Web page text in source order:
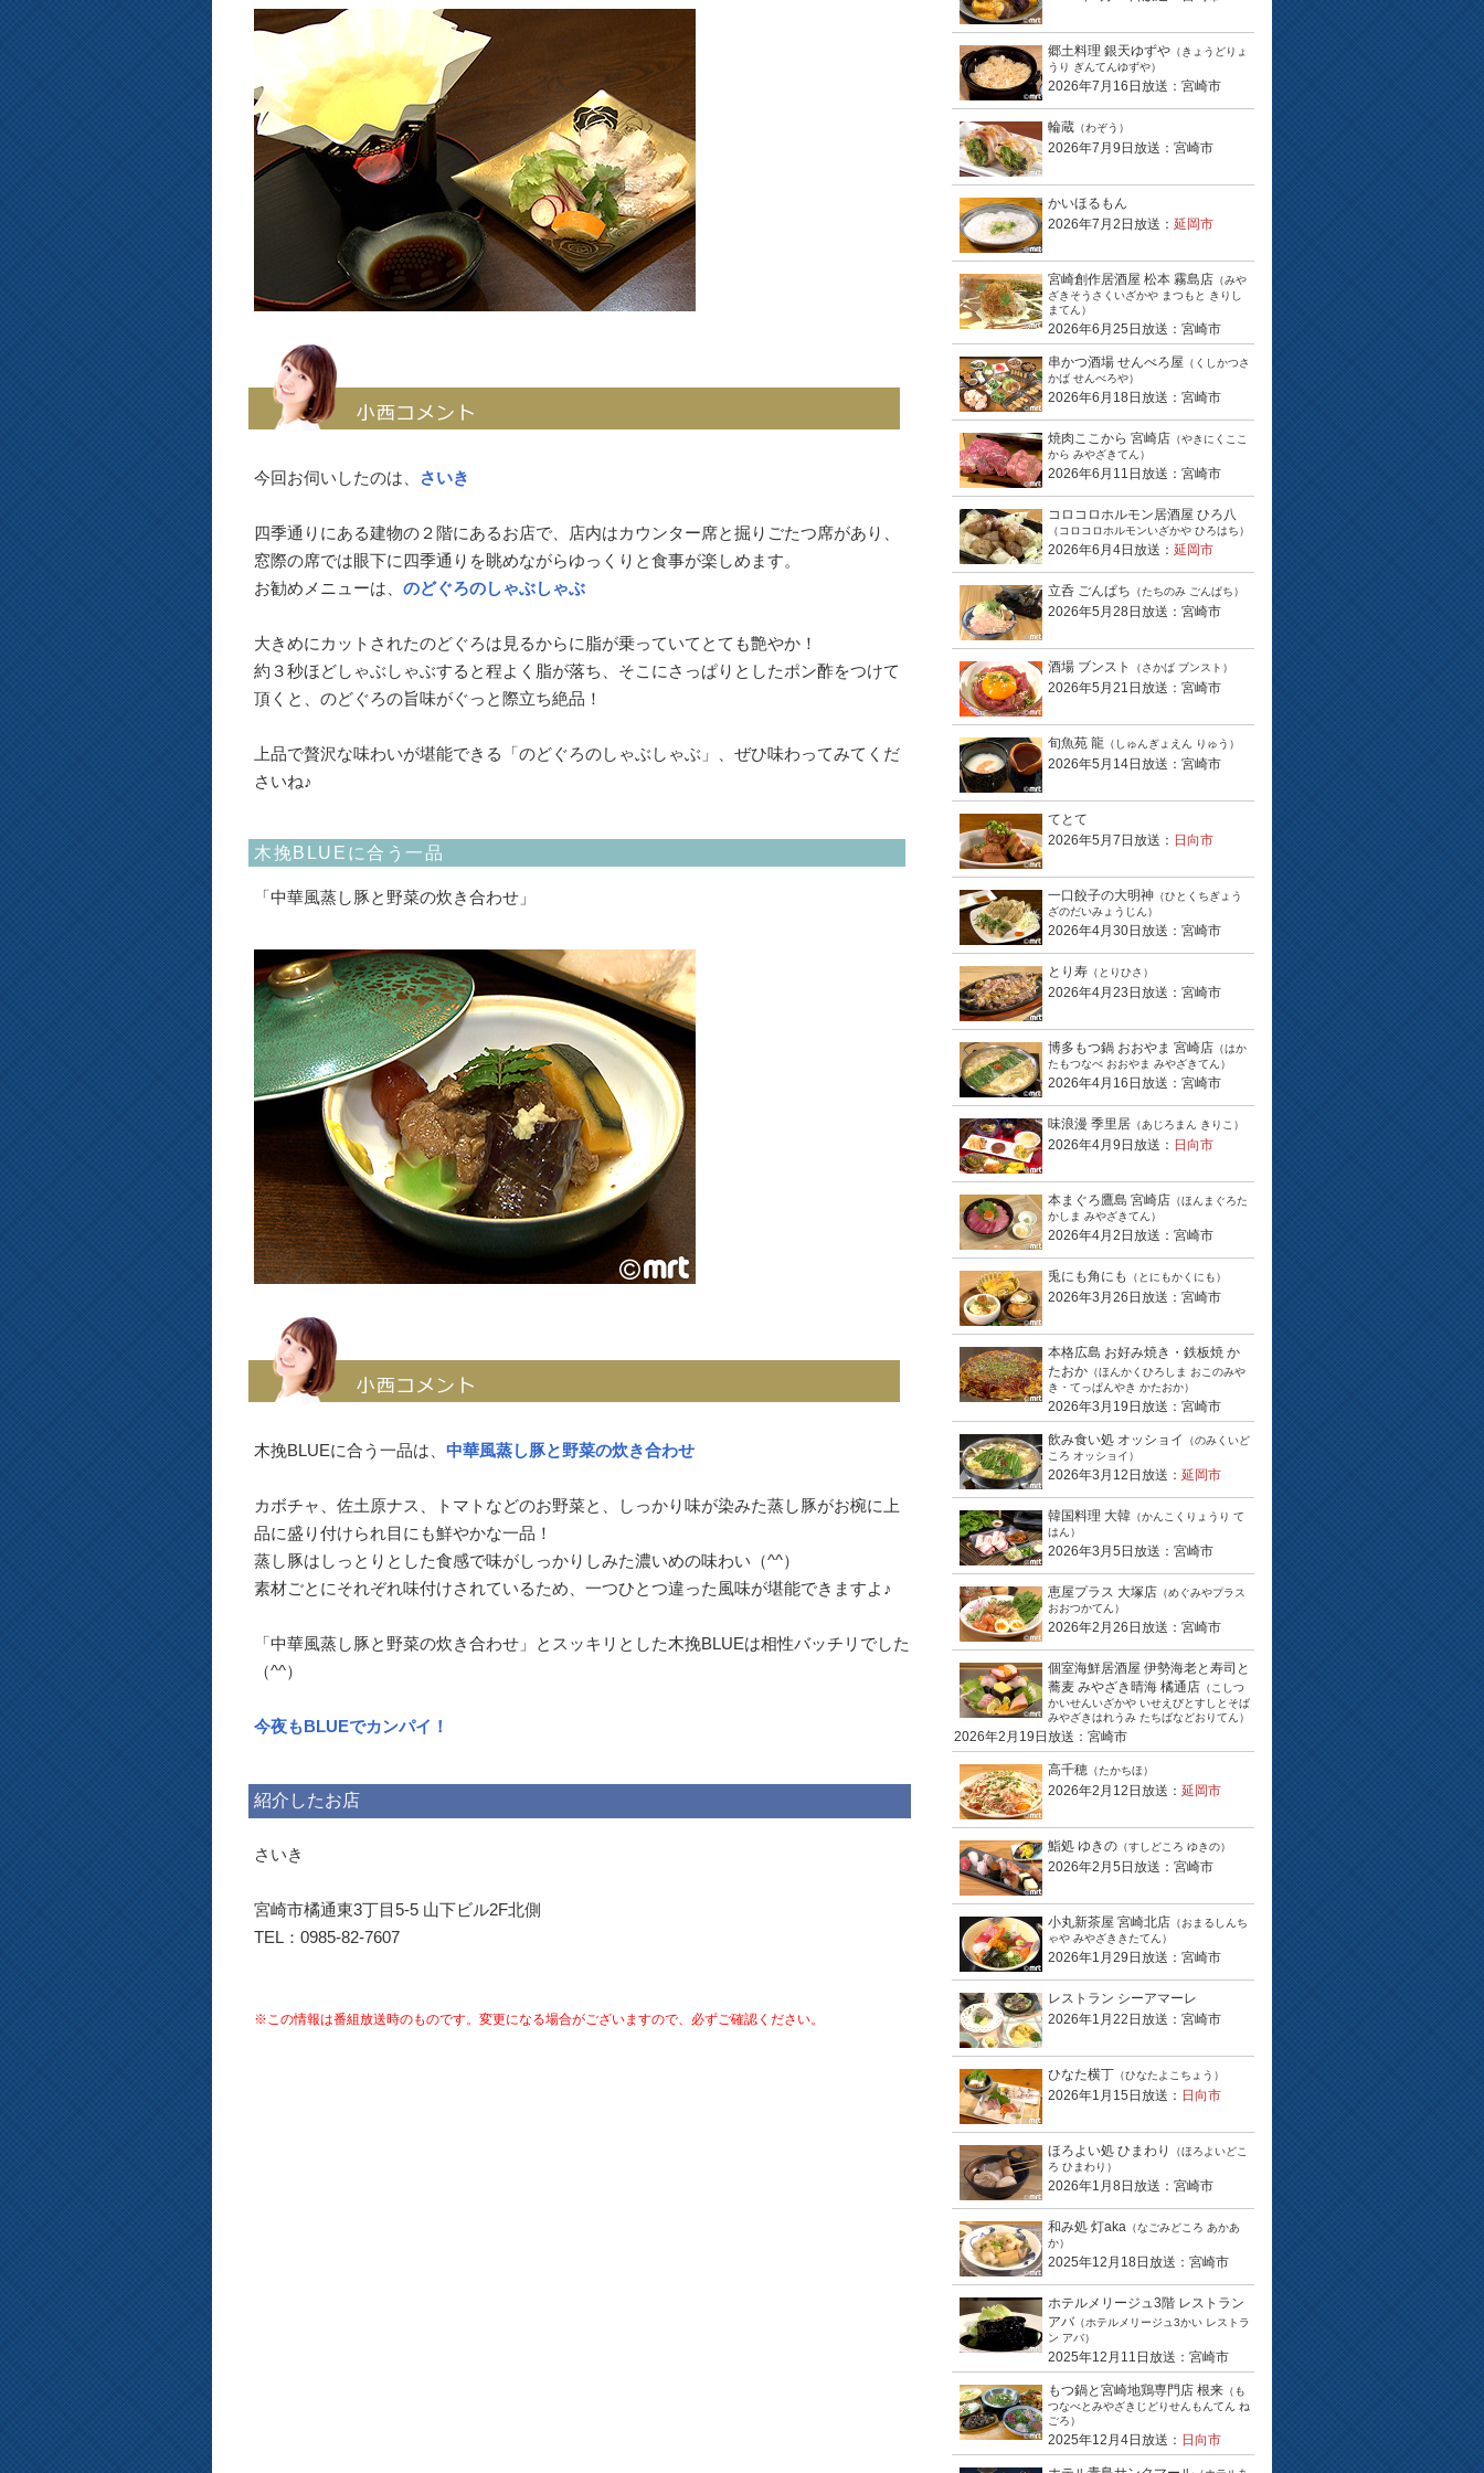
今回お伺いしたのは、 さいき
四季通りにある建物の２階にあるお店で、店内はカウンター席と掘りごたつ席があり、
窓際の席では眼下に四季通りを眺めながらゆっくりと食事が楽しめます。
お勧めメニューは、 のどぐろのしゃぶしゃぶ
大きめにカットされたのどぐろは見るからに脂が乗っていてとても艶やか！
約３秒ほどしゃぶしゃぶすると程よく脂が落ち、そこにさっぱりとしたポン酢をつけて
頂くと、のどぐろの旨味がぐっと際立ち絶品！
上品で贅沢な味わいが堪能できる「のどぐろのしゃぶしゃぶ」、ぜひ味わってみてくだ
さいね♪
木挽BLUEに合う一品
「中華風蒸し豚と野菜の炊き合わせ」
木挽BLUEに合う一品は、 中華風蒸し豚と野菜の炊き合わせ
カボチャ、佐土原ナス、トマトなどのお野菜と、しっかり味が染みた蒸し豚がお椀に上
品に盛り付けられ目にも鮮やかな一品！
蒸し豚はしっとりとした食感で味がしっかりしみた濃いめの味わい（^^）
素材ごとにそれぞれ味付けされているため、一つひとつ違った風味が堪能できますよ♪
「中華風蒸し豚と野菜の炊き合わせ」とスッキリとした木挽BLUEは相性バッチリでした
（^^）
今夜もBLUEでカンパイ！
紹介したお店
さいき
宮崎市橘通東3丁目5-5 山下ビル2F北側
TEL：0985-82-7607
※この情報は番組放送時のものです。変更になる場合がございますので、必ずご確認ください。
郷土料理 銀天ゆずや （きょうどりょ
うり ぎんてんゆずや）
2026年7月16日放送：宮崎市
輪蔵 （わぞう）
2026年7月9日放送：宮崎市
かいほるもん
2026年7月2日放送： 延岡市
宮崎創作居酒屋 松本 霧島店 （みや
ざきそうさくいざかや まつもと きりし
まてん）
2026年6月25日放送：宮崎市
串かつ酒場 せんべろ屋 （くしかつさ
かば せんべろや）
2026年6月18日放送：宮崎市
焼肉ここから 宮崎店 （やきにくここ
から みやざきてん）
2026年6月11日放送：宮崎市
コロコロホルモン居酒屋 ひろ八
（コロコロホルモンいざかや ひろはち）
2026年6月4日放送： 延岡市
立呑 ごんぱち （たちのみ ごんぱち）
2026年5月28日放送：宮崎市
酒場 ブンスト （さかば ブンスト）
2026年5月21日放送：宮崎市
旬魚苑 龍 （しゅんぎょえん りゅう）
2026年5月14日放送：宮崎市
てとて
2026年5月7日放送： 日向市
一口餃子の大明神 （ひとくちぎょう
ざのだいみょうじん）
2026年4月30日放送：宮崎市
とり寿 （とりひさ）
2026年4月23日放送：宮崎市
博多もつ鍋 おおやま 宮崎店 （はか
たもつなべ おおやま みやざきてん）
2026年4月16日放送：宮崎市
味浪漫 季里居 （あじろまん きりこ）
2026年4月9日放送： 日向市
本まぐろ鷹島 宮崎店 （ほんまぐろた
かしま みやざきてん）
2026年4月2日放送：宮崎市
兎にも角にも （とにもかくにも）
2026年3月26日放送：宮崎市
本格広島 お好み焼き・鉄板焼 か
たおか （ほんかくひろしま おこのみや
き・てっぱんやき かたおか）
2026年3月19日放送：宮崎市
飲み食い処 オッショイ
（のみくいど
ころ オッショイ）
2026年3月12日放送： 延岡市
韓国料理 大韓 （かんこくりょうり て
はん）
2026年3月5日放送：宮崎市
恵屋プラス 大塚店 （めぐみやプラス
おおつかてん）
2026年2月26日放送：宮崎市
個室海鮮居酒屋 伊勢海老と寿司と
蕎麦 みやざき晴海 橘通店 （こしつ
かいせんいざかや いせえびとすしとそば
みやざきはれうみ たちばなどおりてん）
2026年2月19日放送：宮崎市
高千穂 （たかちほ）
2026年2月12日放送： 延岡市
鮨処 ゆきの （すしどころ ゆきの）
2026年2月5日放送：宮崎市
小丸新茶屋 宮崎北店 （おまるしんち
ゃや みやざききたてん）
2026年1月29日放送：宮崎市
レストラン シーアマーレ
2026年1月22日放送：宮崎市
ひなた横丁 （ひなたよこちょう）
2026年1月15日放送： 日向市
ほろよい処 ひまわり
（ほろよいどこ
ろ ひまわり）
2026年1月8日放送：宮崎市
和み処 灯aka （なごみどころ あかあ
か）
2025年12月18日放送：宮崎市
ホテルメリージュ3階 レストラン
アバ（ホテルメリージュ3かい レストラ
ン アバ）
2025年12月11日放送：宮崎市
もつ鍋と宮崎地鶏専門店 根来 （も
つなべとみやざきじどりせんもんてん ね
ごろ）
2025年12月4日放送： 日向市